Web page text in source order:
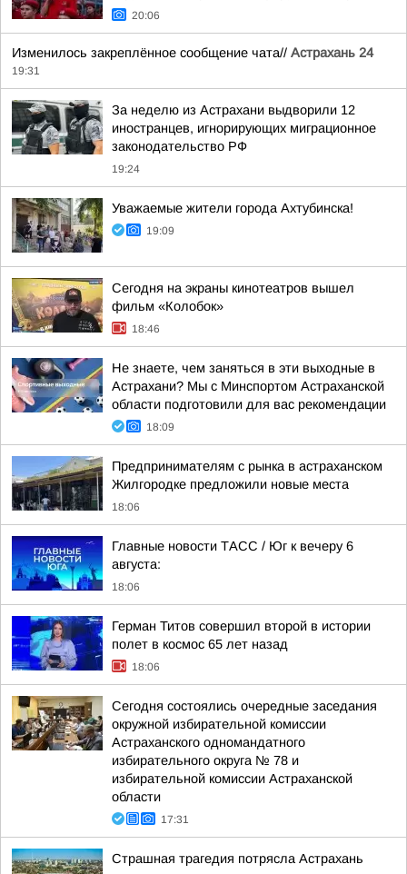
20:06
Изменилось закреплённое сообщение чата// Астрахань 24
19:31
За неделю из Астрахани выдворили 12
иностранцев, игнорирующих миграционное
законодательство РФ
19:24
Уважаемые жители города Ахтубинска!
19:09
Сегодня на экраны кинотеатров вышел
фильм «Колобок»
18:46
Не знаете, чем заняться в эти выходные в
Астрахани? Мы с Минспортом Астраханской
области подготовили для вас рекомендации
18:09
Предпринимателям с рынка в астраханском
Жилгородке предложили новые места
18:06
Главные новости ТАСС / Юг к вечеру 6
августа:
18:06
Герман Титов совершил второй в истории
полет в космос 65 лет назад
18:06
Сегодня состоялись очередные заседания
окружной избирательной комиссии
Астраханского одномандатного
избирательного округа № 78 и
избирательной комиссии Астраханской
области
17:31
Страшная трагедия потрясла Астрахань